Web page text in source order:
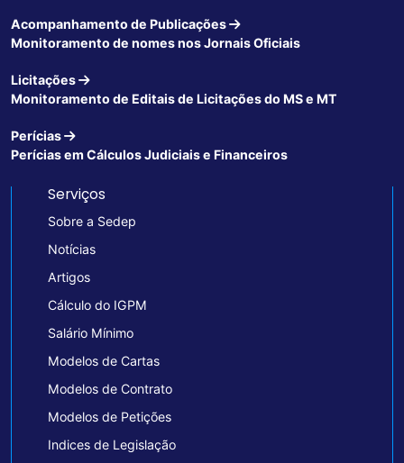
Acompanhamento de Publicações
Monitoramento de nomes nos Jornais Oficiais
Licitações
Monitoramento de Editais de Licitações do MS e MT
Perícias
Perícias em Cálculos Judiciais e Financeiros
Serviços
Sobre a Sedep
Notícias
Artigos
Cálculo do IGPM
Salário Mínimo
Modelos de Cartas
Modelos de Contrato
Modelos de Petições
Indices de Legislação